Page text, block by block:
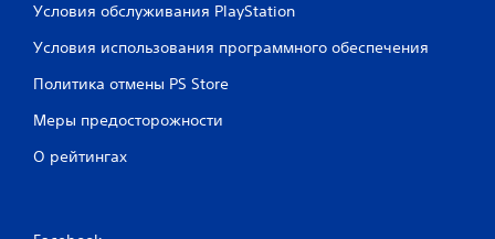
Условия обслуживания PlayStation
Условия использования программного обеспечения
Политика отмены PS Store
Меры предосторожности
О рейтингах